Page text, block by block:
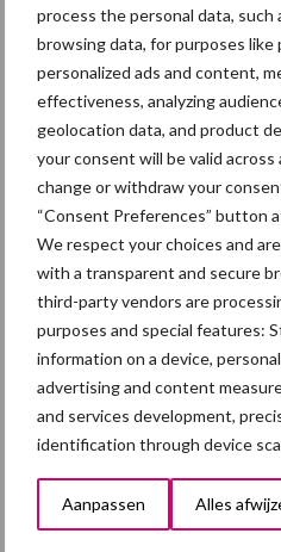
process the personal data, such
browsing data, for purposes like
personalized ads and content,
effectiveness, analyzing
geolocation data, and product
your consent will be valid across
change or withdraw your
“Consent Preferences” button
We respect your choices and
with a transparent and secure
third-party vendors are
purposes and special features:
information on a device,
advertising and content
and services development,
identification through device
Aanpassen Alles
tijdens de LIV
Van 21 tot en met 23 oktober
wederom op de Landbouwdagen
Hardenberg. De 18e editie van
name op varkens- en
Lees meer
24 september 2014